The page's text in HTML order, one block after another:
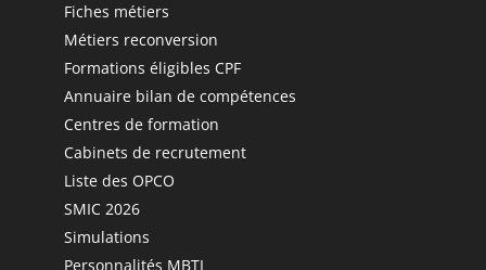
Fiches métiers
Métiers reconversion
Formations éligibles CPF
Annuaire bilan de compétences
Centres de formation
Cabinets de recrutement
Liste des OPCO
SMIC 2026
Simulations
Personnalités MBTI